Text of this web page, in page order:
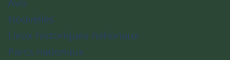
Nouvelles
Lieux historiques nationaux
Parcs nationaux